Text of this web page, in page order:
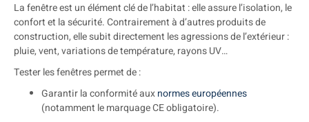
La fenêtre est un élément clé de l’habitat : elle assure l’isolation, le
confort et la sécurité. Contrairement à d’autres produits de
construction, elle subit directement les agressions de l’extérieur :
pluie, vent, variations de température, rayons UV…
Tester les fenêtres permet de :
Garantir la conformité auxnormes européennes
(notamment le marquage CE obligatoire).